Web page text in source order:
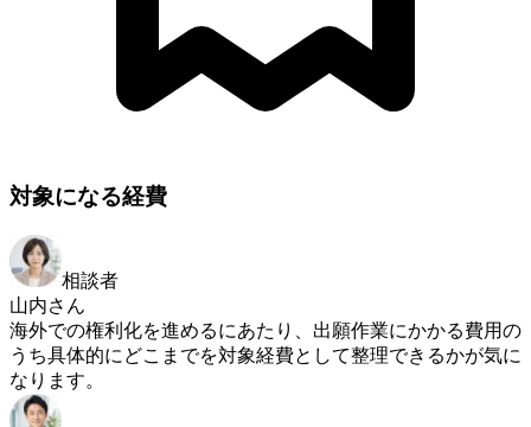
対象になる経費
相談者
山内さん
海外での権利化を進めるにあたり、出願作業にかかる費用の
うち具体的にどこまでを対象経費として整理できるかが気に
なります。